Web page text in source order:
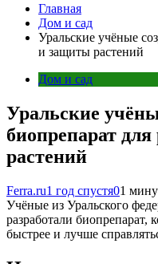
Главная
Дом и сад
Уральские учёные
и защиты растений
Дом и сад
Уральские
биопрепарат
растений
Ferra.ru1 год спустя01
Учёные из Уральского
разработали биопрепарат,
быстрее и лучше